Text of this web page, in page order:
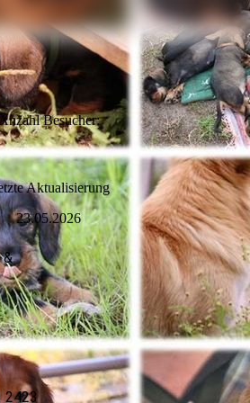
Besucher:
Aktualisierung
23.05.2026
&
2423